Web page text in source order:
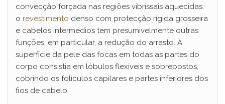
convecção forçada nas regiões vibrissais aquecidas,
o revestimento denso com protecção rígida grosseira
e cabelos intermédios tem presumivelmente outras
funções, em particular, a redução do arrasto. A
superfície da pele das focas em todas as partes do
corpo consistia em lóbulos flexíveis e sobrepostos,
cobrindo os folículos capilares e partes inferiores dos
fios de cabelo.